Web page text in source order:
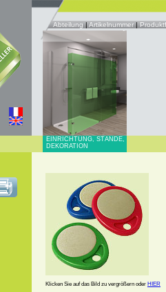
Abteilung|Artikelnummer|
EINRICHTUNG, STÄNDE,
DEKORATION
Klicken Sie auf das Bild zu vergrößern oder HIER